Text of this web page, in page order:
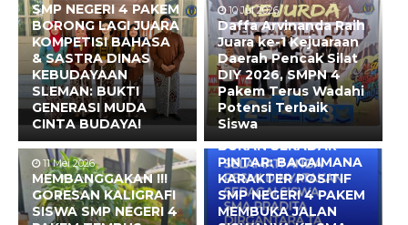
SMP NEGERI 4 PAKEM
BORONG LAGI JUARA
KOMPETISI BAHASA
& SASTRA DINAS
KEBUDAYAAN
SLEMAN: BUKTI
GENERASI MUDA
CINTA BUDAYA!
10 Jul 2026
Daffa Arvinanda Raih
Juara ke-1 Kejuaraan
Daerah Pencak Silat
DIY 2026, SMPN 4
Pakem Terus Wadahi
Potensi Terbaik
Siswa
11 Mei 2026
MEMBANGGAKAN !!!
GORESAN KALIGRAFI
SISWA SMP NEGERI 4
10 Mei 2026
BUKAN SEKADAR
PINTAR: BAGAIMANA
KARAKTER POSITIF
SMP NEGERI 4 PAKEM
MEMBUKA JALAN